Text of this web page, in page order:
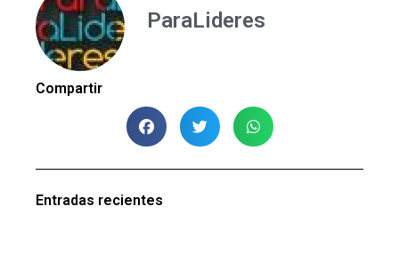
ParaLideres
Compartir
Entradas recientes